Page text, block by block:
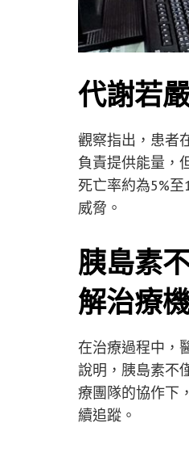
代謝若
觀察指出，患者
負責提供能量，
死亡率約為5%
威脅。
胰島素
解治療
在治療過程中，
說明，胰島素不
療團隊的協作下
續追蹤。